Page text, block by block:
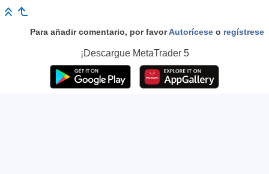
Para añadir comentario, por favorAutorícese o regístrese
¡Descargue MetaTrader 5